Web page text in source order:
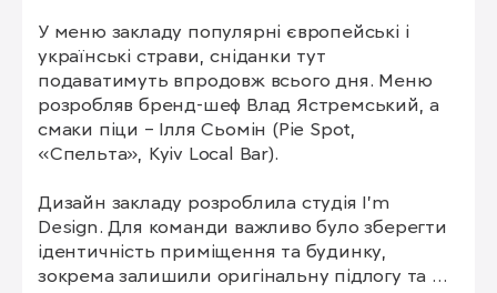
У меню закладу популярні європейські і
українські страви, сніданки тут
подаватимуть впродовж всього дня. Меню
розробляв бренд-шеф Влад Ястремський, а
смаки піци – Ілля Сьомін (Pie Spot,
«Спельта», Kyiv Local Bar).
Дизайн закладу розроблила студія I’m
Design. Для команди важливо було зберегти
ідентичність приміщення та будинку,
зокрема залишили оригінальну підлогу та